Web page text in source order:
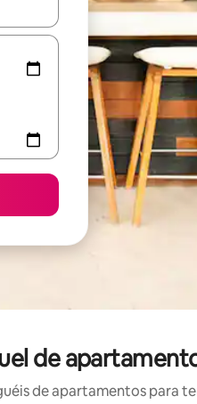
explore-os usando as seta
de
de apartamentos para